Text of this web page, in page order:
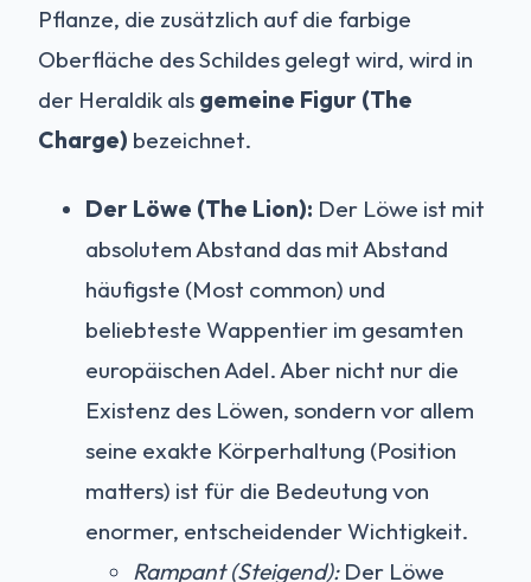
Pflanze, die zusätzlich auf die farbige
Oberfläche des Schildes gelegt wird, wird in
der Heraldik als gemeine Figur (The
Charge) bezeichnet.
Der Löwe (The Lion): Der Löwe ist mit
absolutem Abstand das mit Abstand
häufigste (Most common) und
beliebteste Wappentier im gesamten
europäischen Adel. Aber nicht nur die
Existenz des Löwen, sondern vor allem
seine exakte Körperhaltung (Position
matters) ist für die Bedeutung von
enormer, entscheidender Wichtigkeit.
Rampant (Steigend):Der Löwe